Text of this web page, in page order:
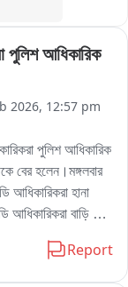
পুলিশ আধিকারিক
2026, 12:57 pm
পুলিশ আধিকারিক
বের হলেন।মঙ্গলবার
আধিকারিকরা হানা
আধিকারিকরা বাড়ি
গতি আনতে ইডি পুলিশ
Report